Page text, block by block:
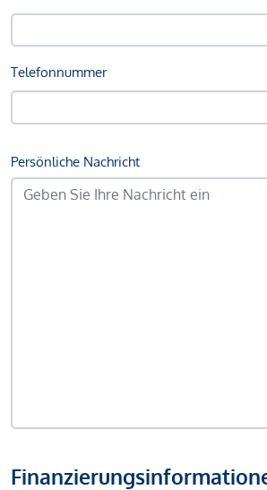
Telefonnummer
Persönliche Nachricht